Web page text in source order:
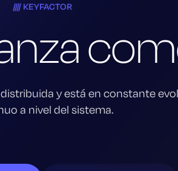
KEYFACTOR
y está en constante
a nivel del sistema.